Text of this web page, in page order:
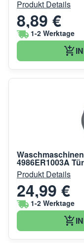
Produkt Details
8,89 €
1-2 Werktage
4986ER1003A
Produkt Details
24,99 €
1-2 Werktage